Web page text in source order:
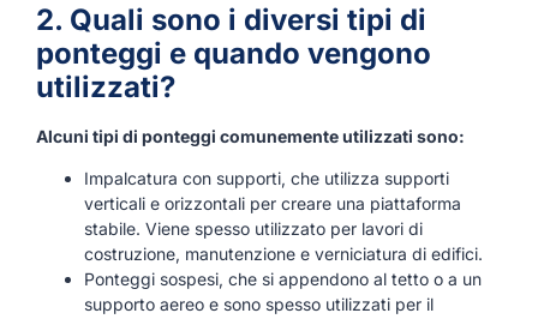
2. Quali sono i diversi tipi di
ponteggi e quando vengono
utilizzati?
Alcuni tipi di ponteggi comunemente utilizzati sono:
Impalcatura con supporti, che utilizza supporti
verticali e orizzontali per creare una piattaforma
stabile. Viene spesso utilizzato per lavori di
costruzione, manutenzione e verniciatura di edifici.
Ponteggi sospesi, che si appendono al tetto o a un
supporto aereo e sono spesso utilizzati per il